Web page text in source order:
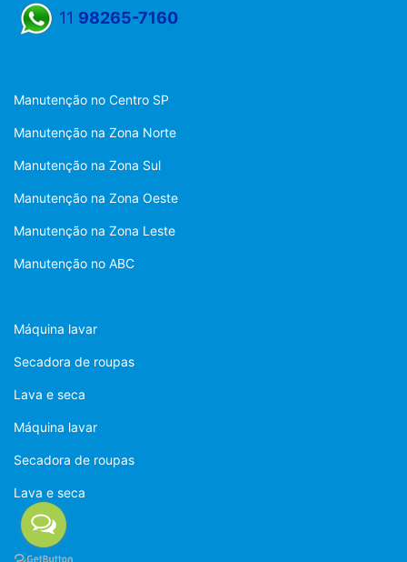
11 98265-7160
Manutenção no Centro SP
Manutenção na Zona Norte
Manutenção na Zona Sul
Manutenção na Zona Oeste
Manutenção na Zona Leste
Manutenção no ABC
Máquina lavar
Secadora de roupas
Lava e seca
Máquina lavar
Secadora de roupas
Lava e seca